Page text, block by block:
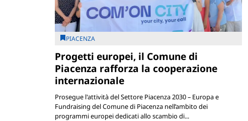
PIACENZA
Progetti europei, il Comune di
Piacenza rafforza la cooperazione
internazionale
Prosegue l'attività del Settore Piacenza 2030 – Europa e
Fundraising del Comune di Piacenza nell’ambito dei
programmi europei dedicati allo scambio di...